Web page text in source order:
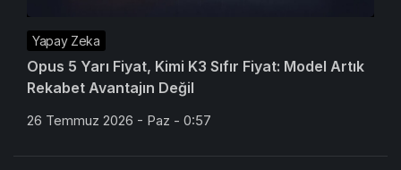
Yapay Zeka
Opus 5 Yarı Fiyat, Kimi K3 Sıfır Fiyat: Model Artık
Rekabet Avantajın Değil
26 Temmuz 2026 - Paz - 0:57